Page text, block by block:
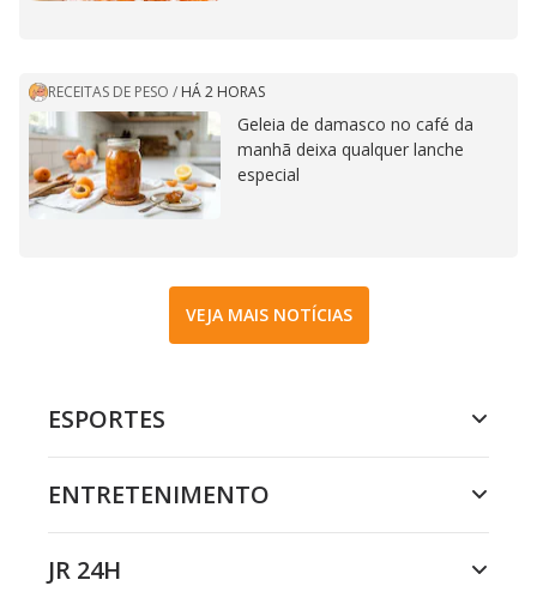
RECEITAS DE PESO / HÁ 2 HORAS
Geleia de damasco no café da
manhã deixa qualquer lanche
especial
VEJA MAIS NOTÍCIAS
ESPORTES
ENTRETENIMENTO
JR 24H